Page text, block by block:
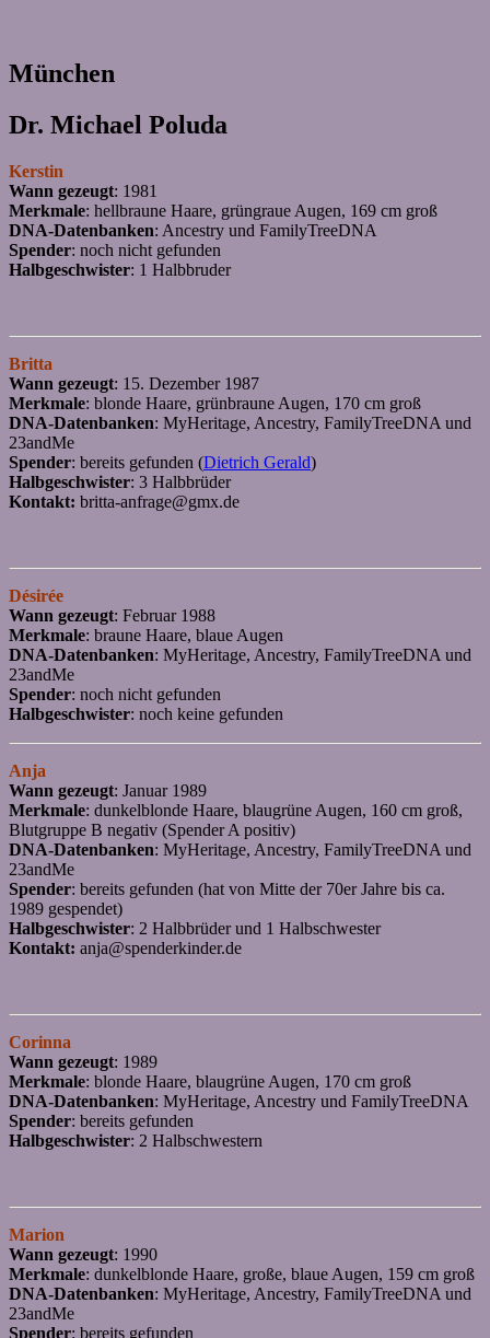
München
Dr. Michael Poluda
Kerstin
Wann gezeugt: 1981
Merkmale: hellbraune Haare, grüngraue Augen, 169 cm groß
DNA-Datenbanken: Ancestry und FamilyTreeDNA
Spender: noch nicht gefunden
Halbgeschwister: 1 Halbbruder
Britta
Wann gezeugt: 15. Dezember 1987
Merkmale: blonde Haare, grünbraune Augen, 170 cm groß
DNA-Datenbanken: MyHeritage, Ancestry, FamilyTreeDNA und
23andMe
Spender: bereits gefunden (Dietrich Gerald)
Halbgeschwister: 3 Halbbrüder
Kontakt: britta-anfrage@gmx.de
Désirée
Wann gezeugt: Februar 1988
Merkmale: braune Haare, blaue Augen
DNA-Datenbanken: MyHeritage, Ancestry, FamilyTreeDNA und
23andMe
Spender: noch nicht gefunden
Halbgeschwister: noch keine gefunden
Anja
Wann gezeugt: Januar 1989
Merkmale: dunkelblonde Haare, blaugrüne Augen, 160 cm groß,
Blutgruppe B negativ (Spender A positiv)
DNA-Datenbanken: MyHeritage, Ancestry, FamilyTreeDNA und
23andMe
Spender: bereits gefunden (hat von Mitte der 70er Jahre bis ca.
1989 gespendet)
Halbgeschwister: 2 Halbbrüder und 1 Halbschwester
Kontakt: anja@spenderkinder.de
Corinna
Wann gezeugt: 1989
Merkmale: blonde Haare, blaugrüne Augen, 170 cm groß
DNA-Datenbanken: MyHeritage, Ancestry und FamilyTreeDNA
Spender: bereits gefunden
Halbgeschwister: 2 Halbschwestern
Marion
Wann gezeugt: 1990
Merkmale: dunkelblonde Haare, große, blaue Augen, 159 cm groß
DNA-Datenbanken: MyHeritage, Ancestry, FamilyTreeDNA und
23andMe
Spender: bereits gefunden